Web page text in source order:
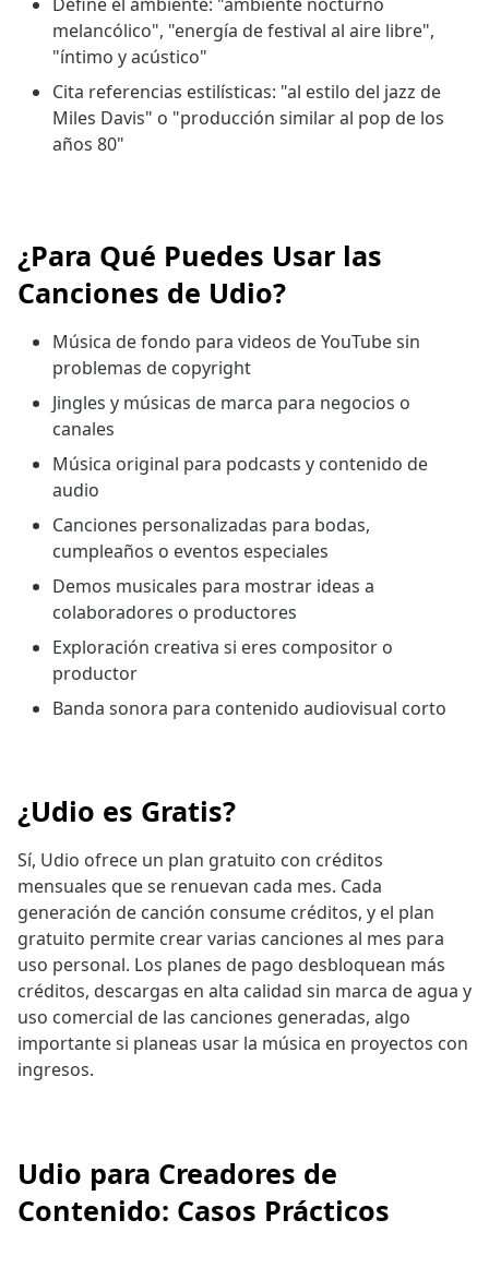
melancólico", "energía de festival al aire libre",
"íntimo y acústico"
Cita referencias estilísticas: "al estilo del jazz de
Miles Davis" o "producción similar al pop de los
años 80"
¿Para Qué Puedes Usar las
Canciones de Udio?
Música de fondo para videos de YouTube sin
problemas de copyright
Jingles y músicas de marca para negocios o
canales
Música original para podcasts y contenido de
audio
Canciones personalizadas para bodas,
cumpleaños o eventos especiales
Demos musicales para mostrar ideas a
colaboradores o productores
Exploración creativa si eres compositor o
productor
Banda sonora para contenido audiovisual corto
¿Udio es Gratis?
Sí, Udio ofrece un plan gratuito con créditos
mensuales que se renuevan cada mes. Cada
generación de canción consume créditos, y el plan
gratuito permite crear varias canciones al mes para
uso personal. Los planes de pago desbloquean más
créditos, descargas en alta calidad sin marca de agua y
uso comercial de las canciones generadas, algo
importante si planeas usar la música en proyectos con
ingresos.
Udio para Creadores de
Contenido: Casos Prácticos